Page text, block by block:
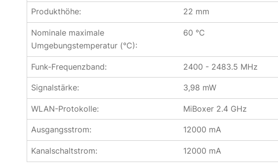
Produkthöhe: 22 mm
Nominale maximale
Umgebungstemperatur (°C):
60 °C
Funk-Frequenzband: 2400 - 2483.5 MHz
Signalstärke: 3,98 mW
WLAN-Protokolle: MiBoxer 2.4 GHz
Ausgangsstrom: 12000 mA
Kanalschaltstrom: 12000 mA